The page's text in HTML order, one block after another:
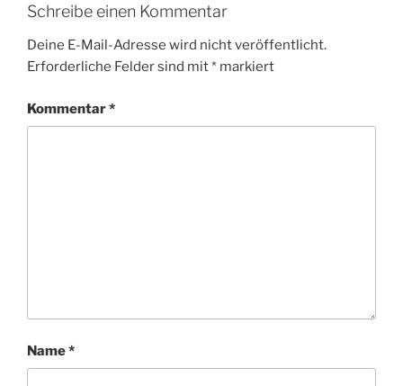
Schreibe einen Kommentar
Deine E-Mail-Adresse wird nicht veröffentlicht.
Erforderliche Felder sind mit* markiert
Kommentar*
Name*